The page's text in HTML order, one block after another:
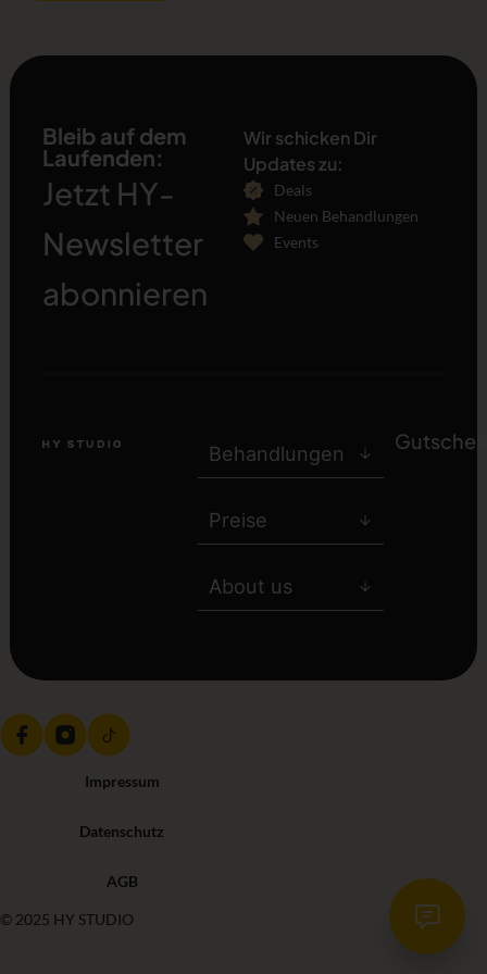
Bleib auf dem
Laufenden:
Jetzt HY-
Newsletter
abonnieren
Wir schicken Dir
Updates zu:
Deals
Neuen Behandlungen
Events
Behandlungen
Preise
About us
© 2025 HY STUDIO
Impressum
Datenschutz
AGB